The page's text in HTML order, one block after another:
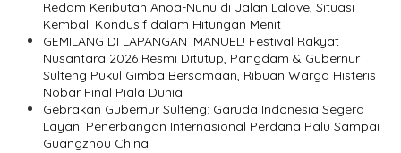
Redam Keributan Anoa-Nunu di Jalan Lalove, Situasi
Kembali Kondusif dalam Hitungan Menit
GEMILANG DI LAPANGAN IMANUEL! Festival Rakyat
Nusantara 2026 Resmi Ditutup, Pangdam & Gubernur
Sulteng Pukul Gimba Bersamaan, Ribuan Warga Histeris
Nobar Final Piala Dunia
Gebrakan Gubernur Sulteng: Garuda Indonesia Segera
Layani Penerbangan Internasional Perdana Palu Sampai
Guangzhou China